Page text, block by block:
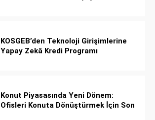
KOSGEB’den Teknoloji Girişimlerine
Yapay Zekâ Kredi Programı
Konut Piyasasında Yeni Dönem:
Ofisleri Konuta Dönüştürmek İçin Son